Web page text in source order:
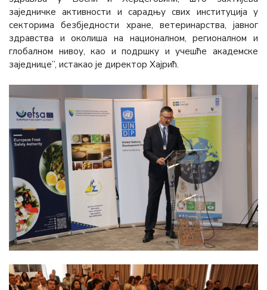
заједничке активности и сарадњу свих институција у
секторима безбједности хране, ветеринарства, јавног
здравства и околиша на националном, регионалном и
глобалном нивоу, као и подршку и учешће академске
заједнице”, истакао је директор Хајрић.